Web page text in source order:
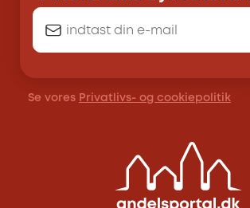
Se vores Privatlivs- og cookiepolitik